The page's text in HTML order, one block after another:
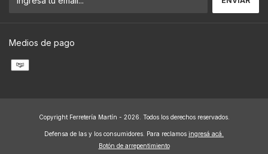
Medios de pago
Copyright Ferretería Martín - 2026. Todos los derechos reservados.
Defensa de las y los consumidores. Para reclamos ingresá acá.
Botón de arrepentimiento